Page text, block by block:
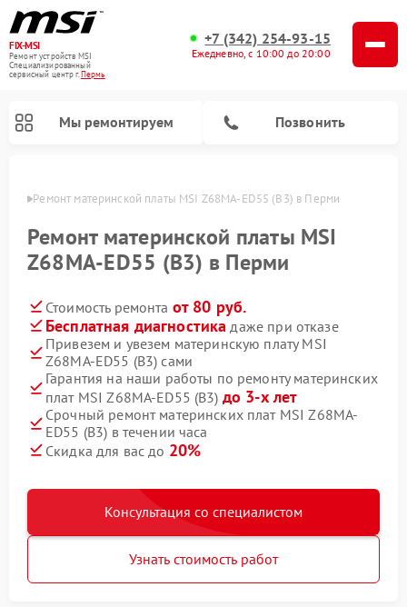
FIX-MSI
Ремонт устройств MSI
Специализированный
cервисный центр г.Пермь
+7 (342) 254-93-15
Ежедневно, с 10:00 до 20:00
Мы ремонтируем Позвонить
Ремонт материнской платы MSI Z68MA-ED55 (B3) в Перми
Ремонт материнской платы MSI
Z68MA-ED55 (B3) в Перми
Стоимость ремонта от 80 руб.
Бесплатная диагностика даже при отказе
Привезем и увезем материнскую плату MSI
Z68MA-ED55 (B3) сами
Гарантия на наши работы по ремонту материнских
плат MSI Z68MA-ED55 (B3) до 3-х лет
Срочный ремонт материнских плат MSI Z68MA-
ED55 (B3) в течении часа
Скидка для вас до 20%
Консультация со специалистом
Узнать стоимость работ